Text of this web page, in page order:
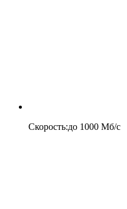
Скорость:до 1000 Мб/c